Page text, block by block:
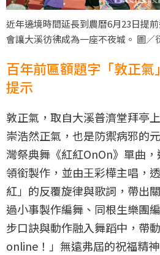
近年遶境時間延長到農曆6月23日提
會讓大溪彷彿成為一座不夜城。 圖／
百年前匾額題字「敦正
提示
敦正氣，取自大溪普濟堂拜亭
崇浩然正氣，也是防禦病邪的
灣祭典舞《紅紅OnOn》單曲
領銜製作，並由王彩樺主唱，
紅」的反覆旋律與歌詞，帶出
過小事製作編舞、同根生樂團
步口訣與動作融入舞蹈中，帶
online！」無遠弗屆的祝福精